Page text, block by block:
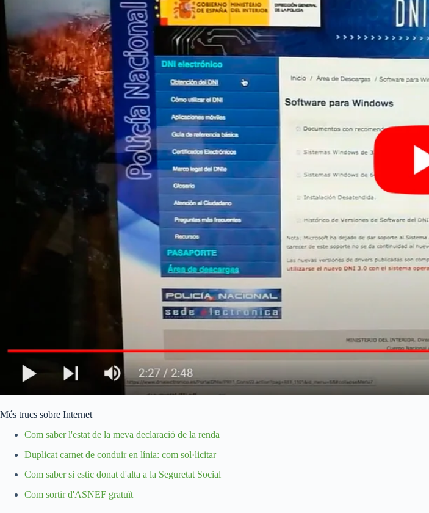
Més trucs sobre Internet
Com saber l'estat de la meva declaració de la renda
Duplicat carnet de conduir en línia: com sol·licitar
Com saber si estic donat d'alta a la Seguretat Social
Com sortir d'ASNEF gratuït